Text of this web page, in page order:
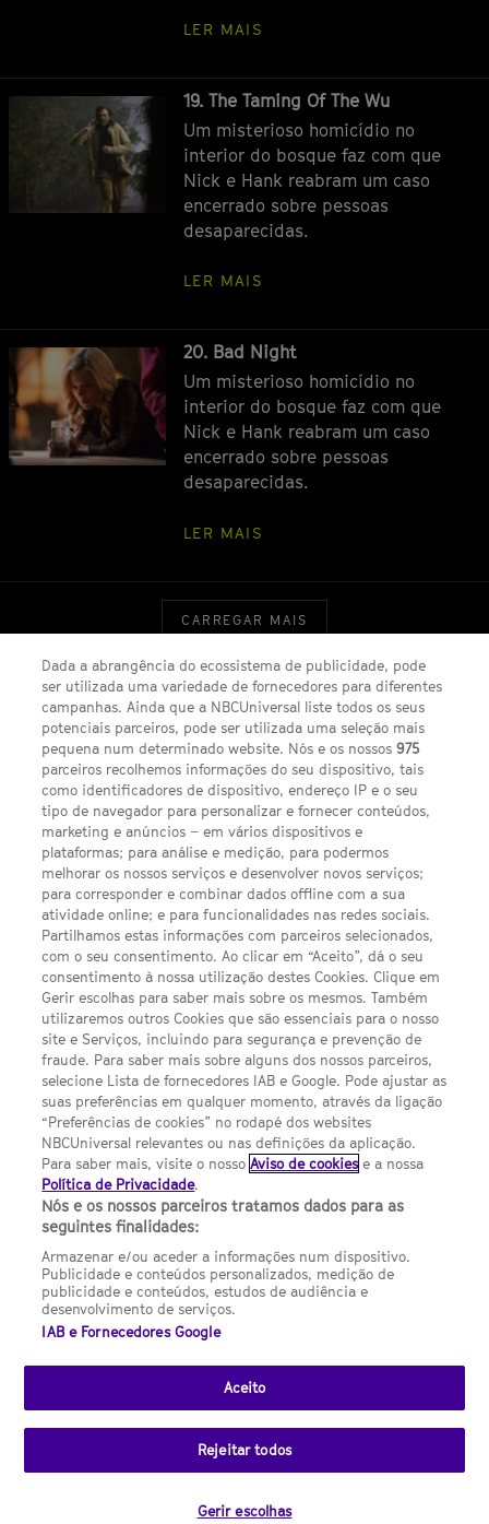
LER MAIS
Episódio
19. The Taming Of The Wu
Um misterioso homicídio no
interior do bosque faz com que
Nick e Hank reabram um caso
encerrado sobre pessoas
desaparecidas.
LER MAIS
Episódio
20. Bad Night
Um misterioso homicídio no
interior do bosque faz com que
Nick e Hank reabram um caso
encerrado sobre pessoas
desaparecidas.
LER MAIS
CARREGAR MAIS
SEGUE-NOS
FACEBOOK
TWITTER
YOUTUBEINSTAGRAM
LINKS ÚTEIS
Escolhas de Anúncios
Política de privacidade
Sobre nós
Termos E Condições
Preferências de cookies
FILMES
UMA DIVISÃO DA NBCUNIVERSAL
Contact us by email: contact.SYFYPortugal@ncbuni.com
NBC Universal Global Networks España S.L.U. is wholly owned
by Universal Studios International BV
NBC Universal Global Networks, S.L.U. Paseo de la Castellana,
95. Planta 10 Edificio Torre Europa 28046 Madrid B-82227893
SYFY Portugal is subject to Spanish jurisdiction and regulated
(CNMC).
Channel
SCI FI Slovenija SCI FI Србија SYFY España SYFY France
SYFY
Portugal
SYFY USA
reserved.
Dada a abrangência do ecossistema de publicidade, pode
ser utilizada uma variedade de fornecedores para diferentes
campanhas. Ainda que a NBCUniversal liste todos os seus
potenciais parceiros, pode ser utilizada uma seleção mais
pequena num determinado website. Nós e os nossos975
parceiros recolhemos informações do seu dispositivo, tais
como identificadores de dispositivo, endereço IP e o seu
tipo de navegador para personalizar e fornecer conteúdos,
marketing e anúncios – em vários dispositivos e
plataformas; para análise e medição, para podermos
melhorar os nossos serviços e desenvolver novos serviços;
para corresponder e combinar dados offline com a sua
atividade online; e para funcionalidades nas redes sociais.
Partilhamos estas informações com parceiros selecionados,
com o seu consentimento. Ao clicar em “Aceito”, dá o seu
consentimento à nossa utilização destes Cookies. Clique em
Gerir escolhas para saber mais sobre os mesmos. Também
utilizaremos outros Cookies que são essenciais para o nosso
site e Serviços, incluindo para segurança e prevenção de
fraude. Para saber mais sobre alguns dos nossos parceiros,
selecione Lista de fornecedores IAB e Google. Pode ajustar as
suas preferências em qualquer momento, através da ligação
“Preferências de cookies” no rodapé dos websites
NBCUniversal relevantes ou nas definições da aplicação.
Para saber mais, visite o nossoAviso de cookies e a nossa
Política de Privacidade.
Nós e os nossos parceiros tratamos dados para as
seguintes finalidades:
Armazenar e/ou aceder a informações num dispositivo.
Publicidade e conteúdos personalizados, medição de
publicidade e conteúdos, estudos de audiência e
desenvolvimento de serviços.
IAB e Fornecedores Google
Aceito
Rejeitar todos
Gerir escolhas